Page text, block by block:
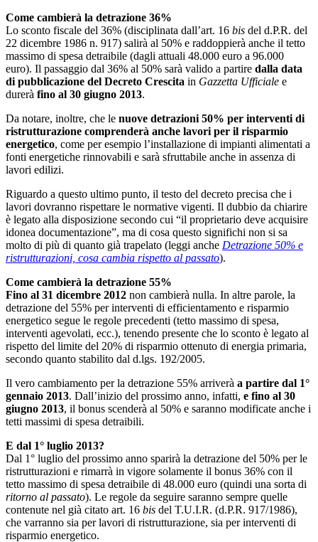
Come cambierà la detrazione 36%
Lo sconto fiscale del 36% (disciplinata dall’art. 16 bis del d.P.R. del
22 dicembre 1986 n. 917) salirà al 50% e raddoppierà anche il tetto
massimo di spesa detraibile (dagli attuali 48.000 euro a 96.000
euro). Il passaggio dal 36% al 50% sarà valido a partire dalla data
di pubblicazione del Decreto Crescita in Gazzetta Ufficiale e
durerà fino al 30 giugno 2013.
Da notare, inoltre, che le nuove detrazioni 50% per interventi di
ristrutturazione comprenderà anche lavori per il risparmio
energetico, come per esempio l’installazione di impianti alimentati a
fonti energetiche rinnovabili e sarà sfruttabile anche in assenza di
lavori edilizi.
Riguardo a questo ultimo punto, il testo del decreto precisa che i
lavori dovranno rispettare le normative vigenti. Il dubbio da chiarire
è legato alla disposizione secondo cui “il proprietario deve acquisire
idonea documentazione”, ma di cosa questo significhi non si sa
molto di più di quanto già trapelato (leggi anche Detrazione 50% e
ristrutturazioni, cosa cambia rispetto al passato).
Come cambierà la detrazione 55%
Fino al 31 dicembre 2012 non cambierà nulla. In altre parole, la
detrazione del 55% per interventi di efficientamento e risparmio
energetico segue le regole precedenti (tetto massimo di spesa,
interventi agevolati, ecc.), tenendo presente che lo sconto è legato al
rispetto del limite del 20% di risparmio ottenuto di energia primaria,
secondo quanto stabilito dal d.lgs. 192/2005.
Il vero cambiamento per la detrazione 55% arriverà a partire dal 1°
gennaio 2013. Dall’inizio del prossimo anno, infatti, e fino al 30
giugno 2013, il bonus scenderà al 50% e saranno modificate anche i
tetti massimi di spesa detraibili.
E dal 1° luglio 2013?
Dal 1° luglio del prossimo anno sparirà la detrazione del 50% per le
ristrutturazioni e rimarrà in vigore solamente il bonus 36% con il
tetto massimo di spesa detraibile di 48.000 euro (quindi una sorta di
ritorno al passato). Le regole da seguire saranno sempre quelle
contenute nel già citato art. 16 bis del T.U.I.R. (d.P.R. 917/1986),
che varranno sia per lavori di ristrutturazione, sia per interventi di
risparmio energetico.